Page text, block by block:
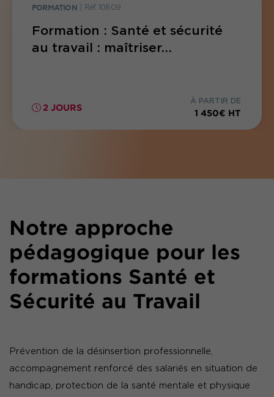
FORMATION Réf. 10809
Formation : Santé et sécurité
au travail : maîtriser...
2 JOURS
À PARTIR DE
1 450€ HT
Notre approche
pédagogique pour les
formations Santé et
Sécurité au Travail
Prévention de la désinsertion professionnelle,
accompagnement renforcé des salariés en situation de
handicap, protection de la santé mentale et physique